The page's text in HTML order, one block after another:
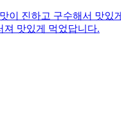
이 진하고 구수해서 맛
져 맛있게 먹었답니다.